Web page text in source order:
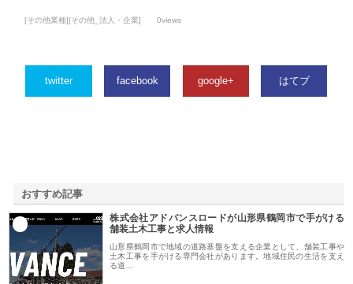
[その他業種][その他_法人・企業] 0views
twitter facebook google+ はてブ
おすすめ記事
株式会社アドバンスロードが山形県鶴岡市で手がける
舗装土木工事と求人情報
山形県鶴岡市で地域の道路基盤を支える企業として、舗装工事や
土木工事を手がける専門会社があります。地域住民の生活を支え
る道…